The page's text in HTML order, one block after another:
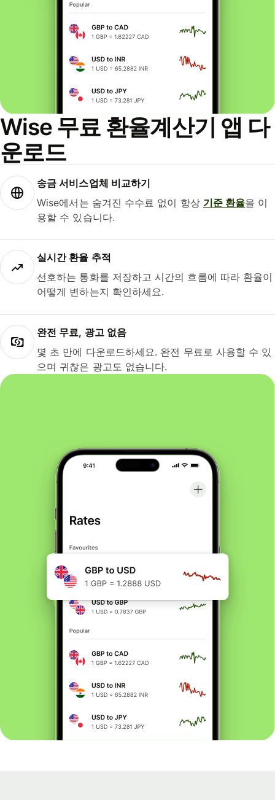
Wise 무료 환율계산기 앱 다
운로드
송금 서비스업체 비교하기
Wise에서는 숨겨진 수수료 없이 항상 기준 환율을 이
용할 수 있습니다.
실시간 환율 추적
선호하는 통화를 저장하고 시간의 흐름에 따라 환율이
어떻게 변하는지 확인하세요.
완전 무료, 광고 없음
몇 초 만에 다운로드하세요. 완전 무료로 사용할 수 있
으며 귀찮은 광고도 없습니다.